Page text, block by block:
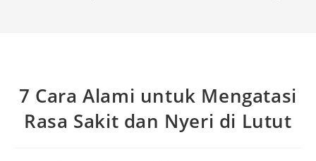
7 Cara Alami untuk Mengatasi
Rasa Sakit dan Nyeri di Lutut